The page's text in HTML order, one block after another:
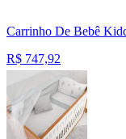
Carrinho De Bebê
R$ 747,92